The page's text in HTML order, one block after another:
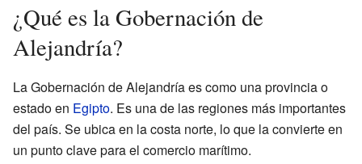
¿Qué es la Gobernación de
Alejandría?
La Gobernación de Alejandría es como una provincia o
estado en Egipto. Es una de las regiones más importantes
del país. Se ubica en la costa norte, lo que la convierte en
un punto clave para el comercio marítimo.